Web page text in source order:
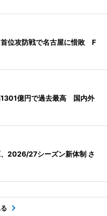
位攻防戦で名古屋に惜敗 F
1301億円で過去最高 国内外
2026/27シーズン新体制 さ